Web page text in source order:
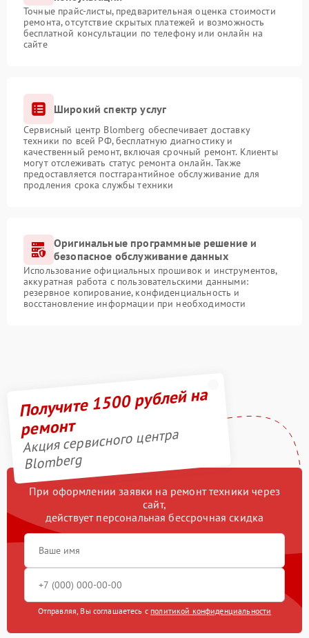
Точные прайс-листы, предварительная оценка стоимости
ремонта, отсутствие скрытых платежей и возможность
бесплатной консультации по телефону или онлайн на
сайте
Широкий спектр услуг
Сервисный центр Blomberg обеспечивает доставку
техники по всей РФ, бесплатную диагностику и
качественный ремонт, включая срочный ремонт. Клиенты
могут отслеживать статус ремонта онлайн. Также
предоставляется постгарантийное обслуживание для
продления срока службы техники
Оригинальные программные решение и
безопасное обслуживание данных
Использование официальных прошивок и инструментов,
аккуратная работа с пользовательскими данными:
резервное копирование, конфиденциальность и
восстановление информации при необходимости
Получите 1500 рублей на
ремонт
Акция сервисного центра
Blomberg
При оформлении заявки на ремонт техники через
сайт,
действует персональная бессрочная скидка
Отправляя, Вы соглашаетесь с политикой конфиденциальности